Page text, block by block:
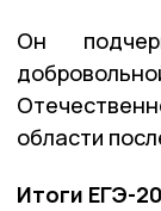
Он
области
Итоги ЕГЭ-